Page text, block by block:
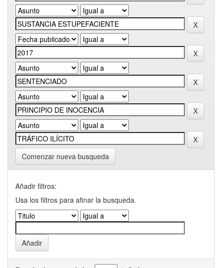
Comenzar nueva busqueda
Añadir filtros:
Usa los filtros para afinar la busqueda.